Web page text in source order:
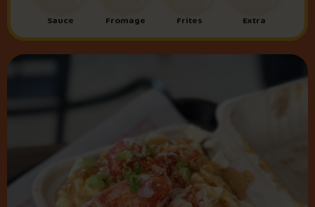
Sauce Fromage Frites Extra